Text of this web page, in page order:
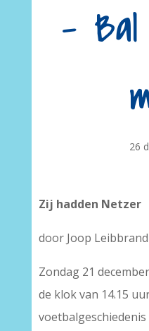
–
26
Zij hadden Netzer
door Joop Leibbrand
Zondag 21
de klok van 14.15